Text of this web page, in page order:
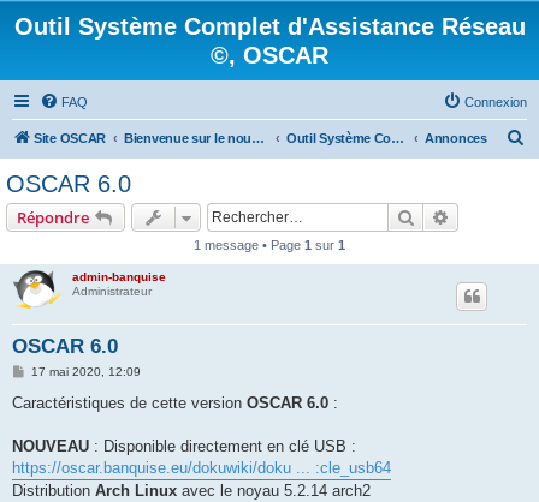
Outil Système Complet d'Assistance Réseau
©, OSCAR
FAQ Connexion
Site OSCAR Bienvenue sur le nouveau forum OSCAR Outil Système Complet d'Assistance Réseau ©, OSCAR Annonces
OSCAR 6.0
Répondre Rechercher
1 message • Page 1 sur 1
admin-banquise
Administrateur
OSCAR 6.0
M
s
g
17 mai 2020, 12:09
Caractéristiques de cette version OSCAR 6.0 :
NOUVEAU : Disponible directement en clé USB :
https://oscar.banquise.eu/dokuwiki/doku ... :cle_usb64
Distribution Arch Linux avec le noyau 5.2.14 arch2